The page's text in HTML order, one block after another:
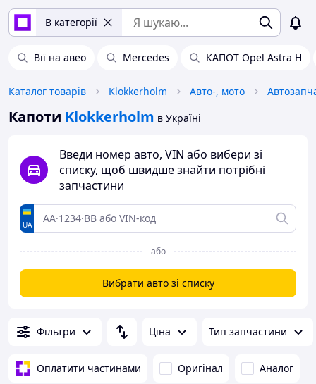
В категорії
Вії на авео Mercedes КАПОТ Opel Astra H
Каталог товарів Klokkerholm Авто-, мото
Капоти Klokkerholm в Україні
Введи номер авто, VIN або вибери зі
списку, щоб швидше знайти потрібні
запчастини
UA
або
Вибрати авто зі списку
Фільтри Ціна Тип запчастини
Оплатити частинами Оригінал Аналог